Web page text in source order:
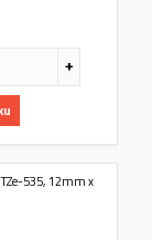
535, 12mm x